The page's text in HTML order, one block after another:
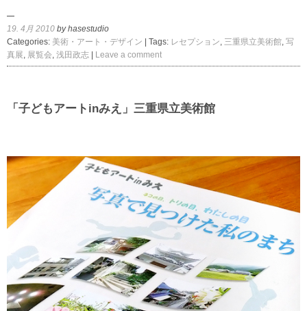
19. 4月 2010 by hasestudio
Categories: 美術・アート・デザイン | Tags: レセプション, 三重県立美術館, 写
真展, 展覧会, 浅田政志 Leave a comment
「子どもアートinみえ」三重県立美術館